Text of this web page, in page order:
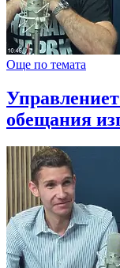
Още по темата
обещания